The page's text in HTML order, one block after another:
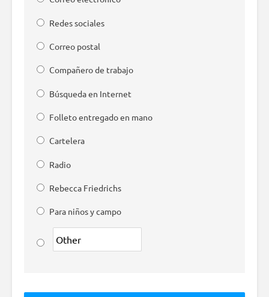
Redes sociales
Correo postal
Compañero de trabajo
Búsqueda en Internet
Folleto entregado en mano
Cartelera
Radio
Rebecca Friedrichs
Para niños y campo